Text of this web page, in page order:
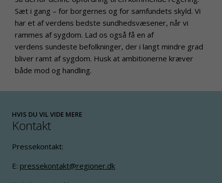
Sæt i gang – for borgernes og for samfundets skyld. Vi
har et af verdens bedste sundhedsvæsener, når vi
rammes af sygdom. Lad os også få en af
verdens sundeste befolkninger, der i langt mindre grad
bliver ramt af sygdom. Husk at ambitionerne kræver
både mod og handling.
HVIS DU VIL VIDE MERE
Kontakt
Pressekontakt:
E: pressekontakt@regioner.dk